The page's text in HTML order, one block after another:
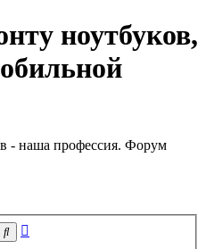
ноутбуков,
- наша профессия. Форум
Поиск